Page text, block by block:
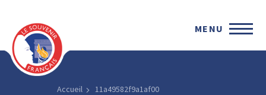
MENU
Accueil 11a49582f9a1af00